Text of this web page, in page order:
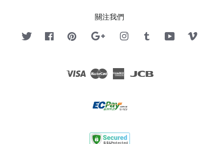
關注我們
Twitter FacebookPinterest Google InstagramTumblr YouTube
Visa Master American